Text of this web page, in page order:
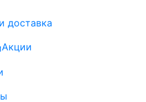
доставка
Акции